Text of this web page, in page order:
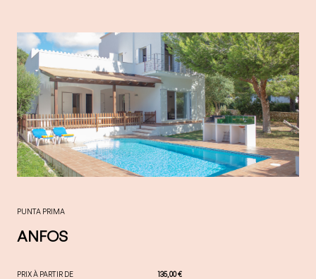
PUNTA PRIMA
ANFOS
PRIX À PARTIR DE
135,00 €